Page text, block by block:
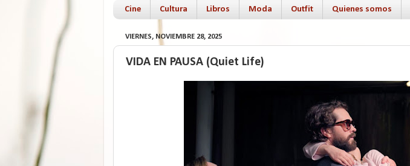
Cine Cultura Libros Moda Outfit Quienes somos
VIERNES, NOVIEMBRE 28, 2025
VIDA EN PAUSA (Quiet Life)